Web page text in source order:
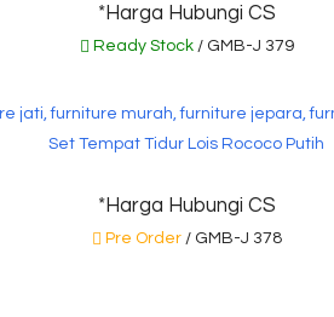
*Harga Hubungi CS
Ready Stock/ GMB-J 379
Set Tempat Tidur Lois Rococo Putih
*Harga Hubungi CS
Pre Order/ GMB-J 378